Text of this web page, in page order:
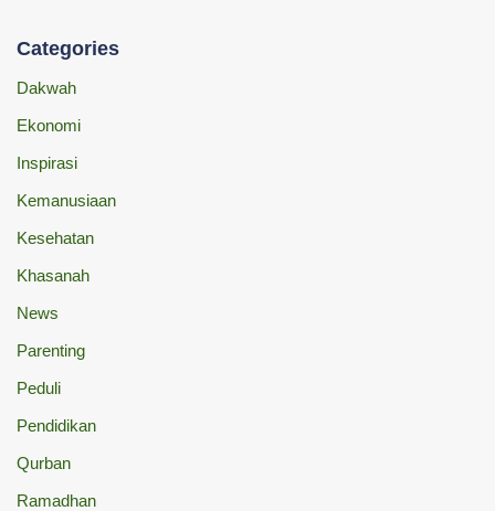
Categories
Dakwah
Ekonomi
Inspirasi
Kemanusiaan
Kesehatan
Khasanah
News
Parenting
Peduli
Pendidikan
Qurban
Ramadhan